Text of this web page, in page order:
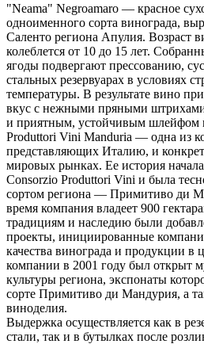
"Neama" Negroamaro — красное
одноименного сорта винограда,
Саленто региона Апулия. Возраст
колеблется от 10 до 15 лет.
ягоды подвергают прессованию,
стальных резервуарах в условиях
температуры. В результате вино
вкус с нежными пряными
и приятным, устойчивым шлейфом
Produttori Vini Manduria — одна из
представляющих Италию, и
мировых рынках. Ее история
Consorzio Produttori Vini и была
сортом региона — Примитиво ди
время компания владеет 900
традициям и наследию были
проекты, инициированные
качества винограда и продукции
компании в 2001 году был открыт
культуры региона, экспонаты
сорте Примитиво ди Мандурия, а
виноделия.
Выдержка осуществляется как в
стали, так и в бутылках после